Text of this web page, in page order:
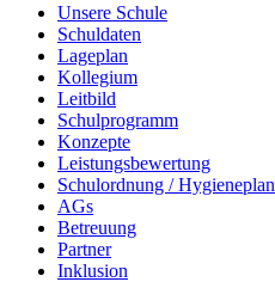
Unsere Schule
Schuldaten
Lageplan
Kollegium
Leitbild
Schulprogramm
Konzepte
Leistungsbewertung
Schulordnung / Hygieneplan
AGs
Betreuung
Partner
Inklusion